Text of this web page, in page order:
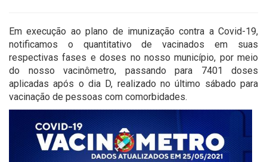
Em execução ao plano de imunização contra a Covid-19,
notificamos o quantitativo de vacinados em suas
respectivas fases e doses no nosso município, por meio
do nosso vacinômetro, passando para 7401 doses
aplicadas após o dia D, realizado no último sábado para
vacinação de pessoas com comorbidades.